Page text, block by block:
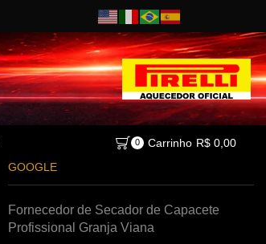
0 Carrinho R$0,00
GOOGLE
Fornecedor de Secador de Capacete
Profissional Granja Viana